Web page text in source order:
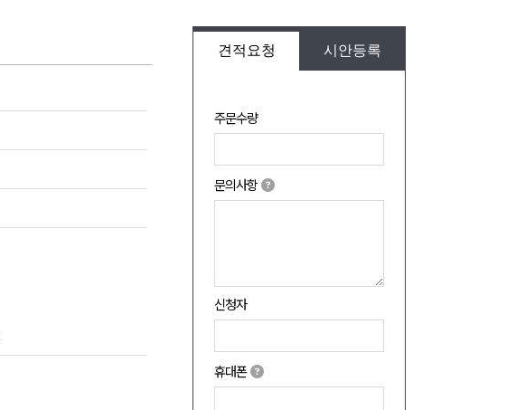
견적요청 시안등록
주문수량
문의사항
신청자
휴대폰